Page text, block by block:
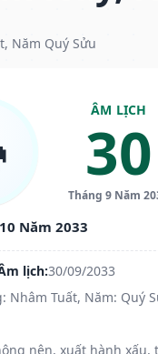
Năm Quý Sửu
ÂM LỊCH
30
Tháng 9 Năm
Năm 2033
lịch:30/09/2033
Nhâm Tuất, Năm: Quý
nên, xuất hành xấu,